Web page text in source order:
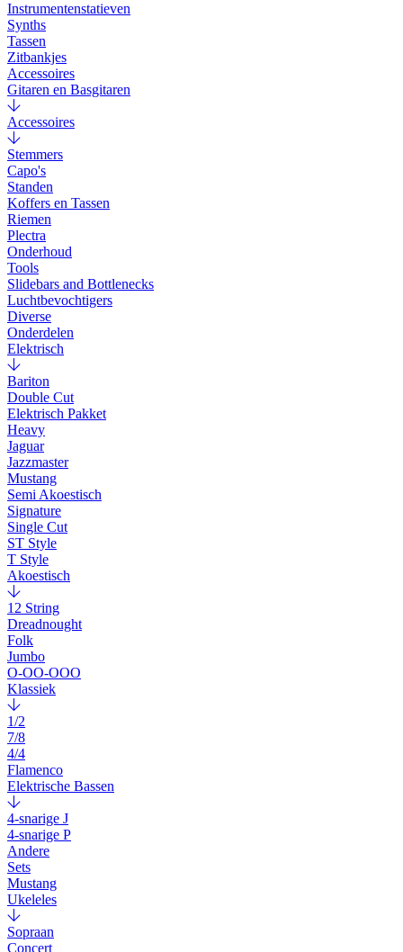
Instrumentenstatieven
Synths
Tassen
Zitbankjes
Accessoires
Gitaren en Basgitaren
Accessoires
Stemmers
Capo's
Standen
Koffers en Tassen
Riemen
Plectra
Onderhoud
Tools
Slidebars and Bottlenecks
Luchtbevochtigers
Diverse
Onderdelen
Elektrisch
Bariton
Double Cut
Elektrisch Pakket
Heavy
Jaguar
Jazzmaster
Mustang
Semi Akoestisch
Signature
Single Cut
ST Style
T Style
Akoestisch
12 String
Dreadnought
Folk
Jumbo
O-OO-OOO
Klassiek
1/2
7/8
4/4
Flamenco
Elektrische Bassen
4-snarige J
4-snarige P
Andere
Sets
Mustang
Ukeleles
Sopraan
Concert